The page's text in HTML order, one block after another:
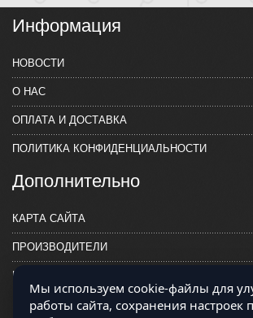
Информация
НОВОСТИ
О НАС
ОПЛАТА И ДОСТАВКА
ПОЛИТИКА КОНФИДЕНЦИАЛЬНОСТИ
Дополнительно
КАРТА САЙТА
ПРОИЗВОДИТЕЛИ
КОНТАКТЫ
Мы используем cookie-файлы для
работы сайта, сохранения настроек